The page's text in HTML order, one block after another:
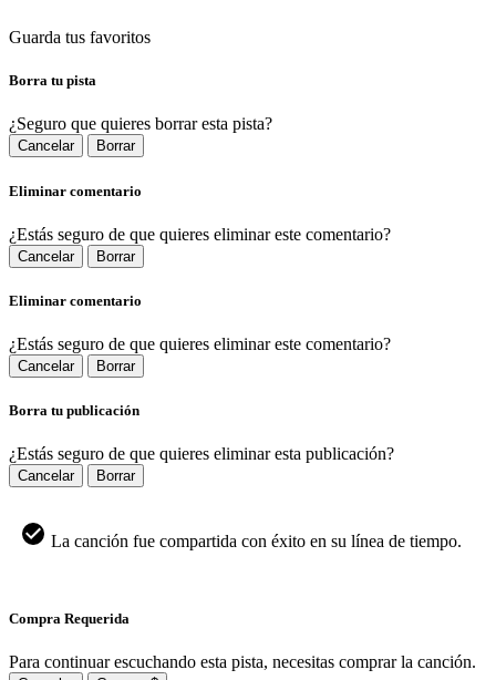
Guarda tus favoritos
Borra tu pista
¿Seguro que quieres borrar esta pista?
Cancelar Borrar
Eliminar comentario
¿Estás seguro de que quieres eliminar este comentario?
Cancelar Borrar
Eliminar comentario
¿Estás seguro de que quieres eliminar este comentario?
Cancelar Borrar
Borra tu publicación
¿Estás seguro de que quieres eliminar esta publicación?
Cancelar Borrar
La canción fue compartida con éxito en su línea de tiempo.
Compra Requerida
Para continuar escuchando esta pista, necesitas comprar la canción.